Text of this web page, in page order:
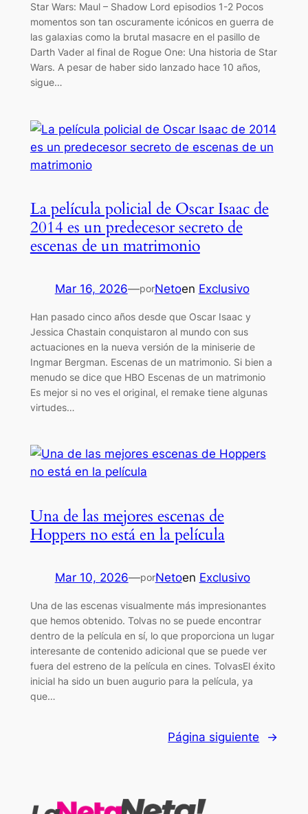
Star Wars: Maul – Shadow Lord episodios 1-2 Pocos
momentos son tan oscuramente icónicos en guerra de
las galaxias como la brutal masacre en el pasillo de
Darth Vader al final de Rogue One: Una historia de Star
Wars. A pesar de haber sido lanzado hace 10 años,
sigue…
La película policial de Oscar Isaac de
2014 es un predecesor secreto de
escenas de un matrimonio
Mar 16, 2026—porNetoen Exclusivo
Han pasado cinco años desde que Oscar Isaac y
Jessica Chastain conquistaron al mundo con sus
actuaciones en la nueva versión de la miniserie de
Ingmar Bergman. Escenas de un matrimonio. Si bien a
menudo se dice que HBO Escenas de un matrimonio
Es mejor si no ves el original, el remake tiene algunas
virtudes…
Una de las mejores escenas de
Hoppers no está en la película
Mar 10, 2026—porNetoen Exclusivo
Una de las escenas visualmente más impresionantes
que hemos obtenido. Tolvas no se puede encontrar
dentro de la película en sí, lo que proporciona un lugar
interesante de contenido adicional que se puede ver
fuera del estreno de la película en cines. TolvasEl éxito
inicial ha sido un buen augurio para la película, ya
que…
Página siguiente →